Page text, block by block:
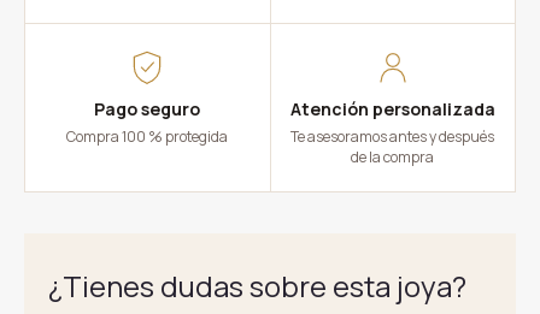
Pago seguro
Compra 100 % protegida
Atención personalizada
Te asesoramos antes y después
de la compra
¿Tienes dudas sobre esta joya?